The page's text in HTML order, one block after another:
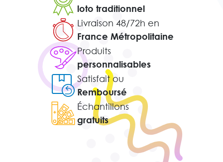
loto traditionnel
Livraison 48/72h en
France Métropolitaine
Produits
personnalisables
Satisfait ou
Remboursé
Échantillons
gratuits